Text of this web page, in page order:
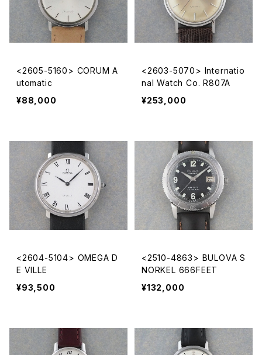
<2605-5160> CORUM A
utomatic
¥88,000
<2603-5070> Internatio
nal Watch Co. R807A
¥253,000
<2604-5104> OMEGA D
E VILLE
¥93,500
<2510-4863> BULOVA S
NORKEL 666FEET
¥132,000